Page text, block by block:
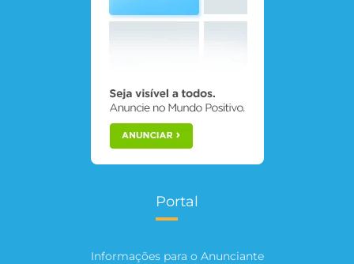
Portal
Informações para o Anunciante